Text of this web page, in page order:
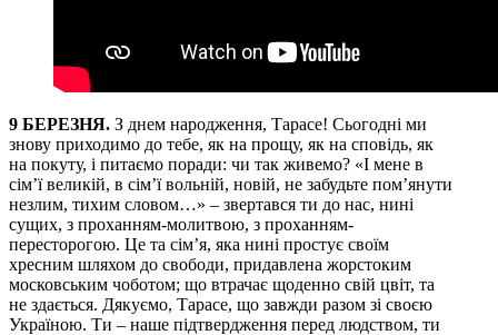
9 БЕРЕЗНЯ. З днем народження, Тарасе! Сьогодні ми
знову приходимо до тебе, як на прощу, як на сповідь, як
на покуту, і питаємо поради: чи так живемо? «І мене в
сім’ї великій, в сім’ї вольній, новій, не забудьте пом’янути
незлим, тихим словом…» – звертався ти до нас, нині
сущих, з проханням-молитвою, з проханням-
пересторогою. Це та сім’я, яка нині простує своїм
хресним шляхом до свободи, придавлена жорстоким
московським чоботом; що втрачає щоденно свій цвіт, та
не здається. Дякуємо, Тарасе, що завжди разом зі своєю
Україною. Ти – наше підтвердження перед людством, ти